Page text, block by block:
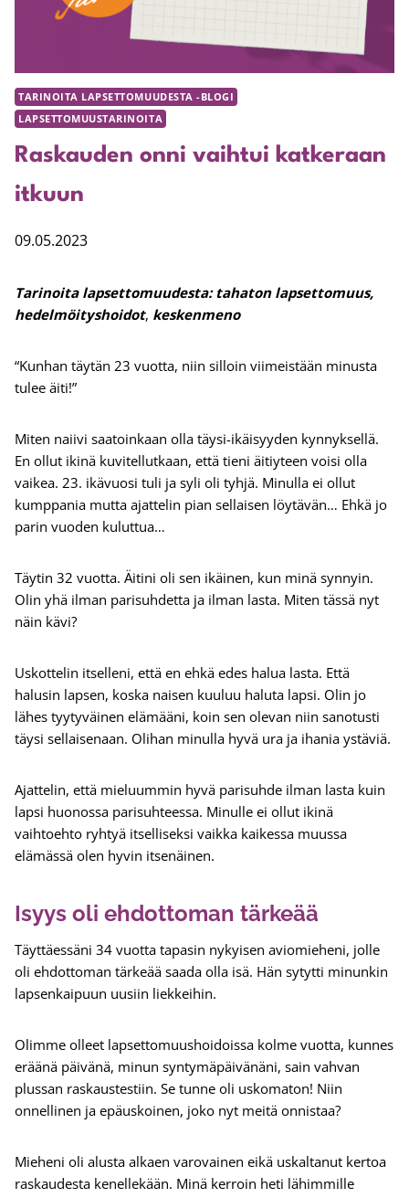
TARINOITA LAPSETTOMUUDESTA -BLOGI
LAPSETTOMUUSTARINOITA
Raskauden onni vaihtui katkeraan
itkuun
09.05.2023
Tarinoita lapsettomuudesta: tahaton lapsettomuus,
hedelmöityshoidot, keskenmeno
“Kunhan täytän 23 vuotta, niin silloin viimeistään minusta
tulee äiti!”
Miten naiivi saatoinkaan olla täysi-ikäisyyden kynnyksellä.
En ollut ikinä kuvitellutkaan, että tieni äitiyteen voisi olla
vaikea. 23. ikävuosi tuli ja syli oli tyhjä. Minulla ei ollut
kumppania mutta ajattelin pian sellaisen löytävän… Ehkä jo
parin vuoden kuluttua…
Täytin 32 vuotta. Äitini oli sen ikäinen, kun minä synnyin.
Olin yhä ilman parisuhdetta ja ilman lasta. Miten tässä nyt
näin kävi?
Uskottelin itselleni, että en ehkä edes halua lasta. Että
halusin lapsen, koska naisen kuuluu haluta lapsi. Olin jo
lähes tyytyväinen elämääni, koin sen olevan niin sanotusti
täysi sellaisenaan. Olihan minulla hyvä ura ja ihania ystäviä.
Ajattelin, että mieluummin hyvä parisuhde ilman lasta kuin
lapsi huonossa parisuhteessa. Minulle ei ollut ikinä
vaihtoehto ryhtyä itselliseksi vaikka kaikessa muussa
elämässä olen hyvin itsenäinen.
Isyys oli ehdottoman tärkeää
Täyttäessäni 34 vuotta tapasin nykyisen aviomieheni, jolle
oli ehdottoman tärkeää saada olla isä. Hän sytytti minunkin
lapsenkaipuun uusiin liekkeihin.
Olimme olleet lapsettomuushoidoissa kolme vuotta, kunnes
eräänä päivänä, minun syntymäpäivänäni, sain vahvan
plussan raskaustestiin. Se tunne oli uskomaton! Niin
onnellinen ja epäuskoinen, joko nyt meitä onnistaa?
Mieheni oli alusta alkaen varovainen eikä uskaltanut kertoa
raskaudesta kenellekään. Minä kerroin heti lähimmille